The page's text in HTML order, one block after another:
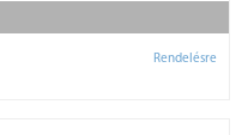
Rendelésre